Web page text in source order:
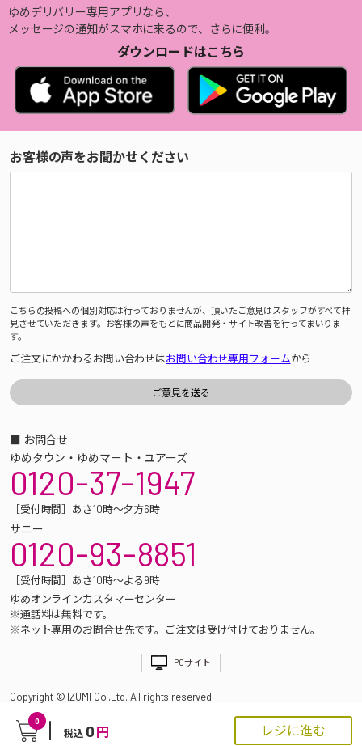
0
税込 0 円 レジに進む
ゆめデリバリー専用アプリなら、
メッセージの通知がスマホに来るので、さらに便利。
ダウンロードはこちら
お客様の声をお聞かせください
こちらの投稿への個別対応は行っておりませんが、頂いたご意見はスタッフがすべて拝
見させていただきます。お客様の声をもとに商品開発・サイト改善を行ってまいりま
す。
ご注文にかかわるお問い合わせはお問い合わせ専用フォームから
■ お問合せ
ゆめタウン・ゆめマート・ユアーズ
0120-37-1947
［受付時間］あさ10時～夕方6時
サニー
0120-93-8851
［受付時間］あさ10時～よる9時
ゆめオンラインカスタマーセンター
※通話料は無料です。
※ネット専用のお問合せ先です。ご注文は受け付けておりません。
PCサイト
Copyright © IZUMI Co.,Ltd. All rights reserved.